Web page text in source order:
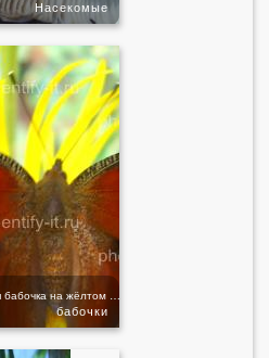
Насекомые
Красивая разноцветная бабочка на жёлтом цветке
бабочки